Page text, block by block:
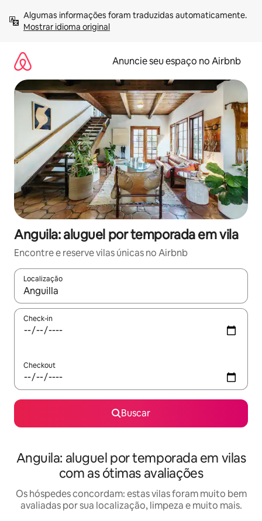
para
Mostrar idioma original
Anuncie seu espaço no Airbnb
Anguila: aluguel por temporada em vila
Encontre e reserve vilas únicas no Airbnb
Localização
Quando os resultados estiverem disponíveis, explore-os
Check-in
Checkout
Buscar
Anguila: aluguel por temporada em vilas
com as ótimas avaliações
Os hóspedes concordam: estas vilas foram muito bem
avaliadas por sua localização, limpeza e muito mais.